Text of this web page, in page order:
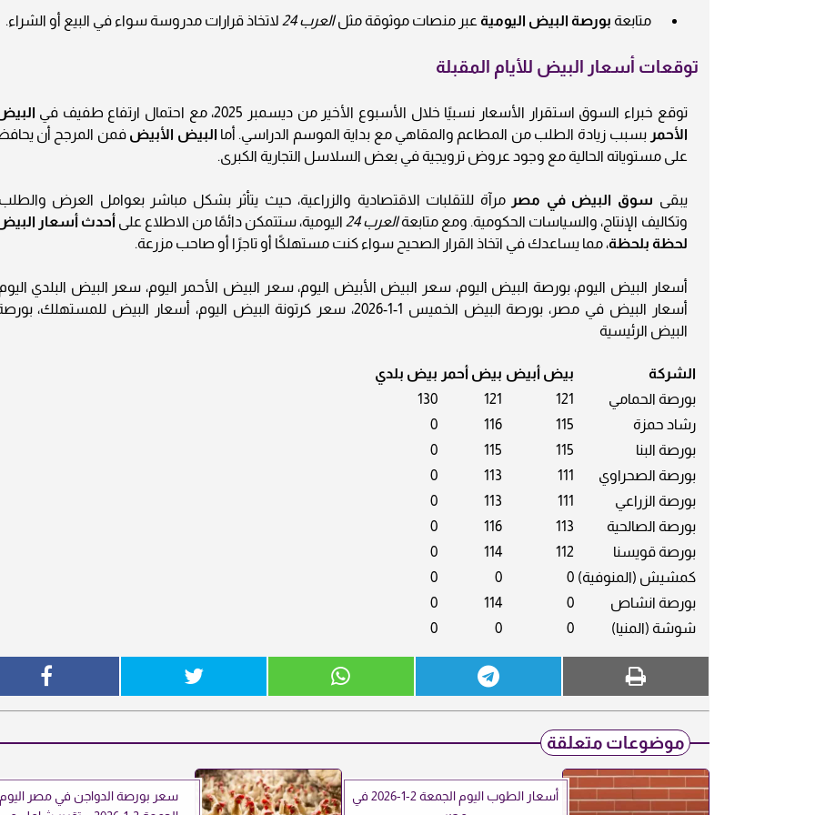
متابعة بورصة البيض اليومية عبر منصات موثوقة مثلالعرب 24 لاتخاذ قرارات مدروسة سواء في البيع أو الشراء.
توقعات أسعار البيض للأيام المقبلة
توقع خبراء السوق استقرار الأسعار نسبيًا خلال الأسبوع الأخير من ديسمبر 2025، مع احتمال ارتفاع طفيف في
الأحمر بسبب زيادة الطلب من المطاعم والمقاهي مع بداية الموسم الدراسي. أما البيض الأبيض فمن المرجح أن
على مستوياته الحالية مع وجود عروض ترويجية في بعض السلاسل التجارية الكبرى.
يبقى سوق البيض في مصر مرآة للتقلبات الاقتصادية والزراعية، حيث يتأثر بشكل مباشر بعوامل العرض
وتكاليف الإنتاج، والسياسات الحكومية. ومع متابعةالعرب 24 اليومية، ستتمكن دائمًا من الاطلاع على أحدث أسعار
لحظة بلحظة، مما يساعدك في اتخاذ القرار الصحيح سواء كنت مستهلكًا أو تاجرًا أو صاحب مزرعة.
أسعار البيض اليوم، بورصة البيض اليوم، سعر البيض الأبيض اليوم، سعر البيض الأحمر اليوم، سعر البيض البلدي
أسعار البيض في مصر، بورصة البيض الخميس 1-1-2026، سعر كرتونة البيض اليوم، أسعار البيض للمستهلك،
البيض الرئيسية
الشركة بيض أبيض بيض أحمر بيض بلدي
بورصة الحمامي
121
121
130
رشاد حمزة
115
116
0
بورصة البنا
115
115
0
بورصة الصحراوي
111
113
0
بورصة الزراعي
111
113
0
بورصة الصالحية
113
116
0
بورصة قويسنا
112
114
0
كمشيش (المنوفية) 0
0
0
بورصة انشاص
0
114
0
شوشة (المنيا)
0
0
0
موضوعات متعلقة
أسعار الطوب اليوم الجمعة 2-1-2026 في
سعر بورصة الدواجن في مصر